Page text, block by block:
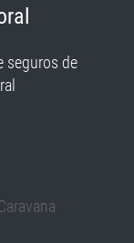
seguros de